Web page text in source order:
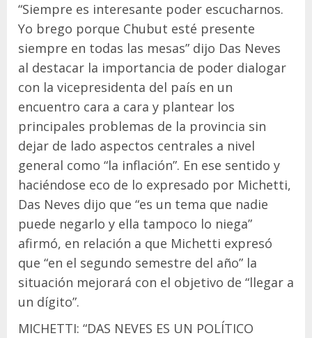
“Siempre es interesante poder escucharnos.
Yo brego porque Chubut esté presente
siempre en todas las mesas” dijo Das Neves
al destacar la importancia de poder dialogar
con la vicepresidenta del país en un
encuentro cara a cara y plantear los
principales problemas de la provincia sin
dejar de lado aspectos centrales a nivel
general como “la inflación”. En ese sentido y
haciéndose eco de lo expresado por Michetti,
Das Neves dijo que “es un tema que nadie
puede negarlo y ella tampoco lo niega”
afirmó, en relación a que Michetti expresó
que “en el segundo semestre del año” la
situación mejorará con el objetivo de “llegar a
un dígito”.
MICHETTI: “DAS NEVES ES UN POLÍTICO